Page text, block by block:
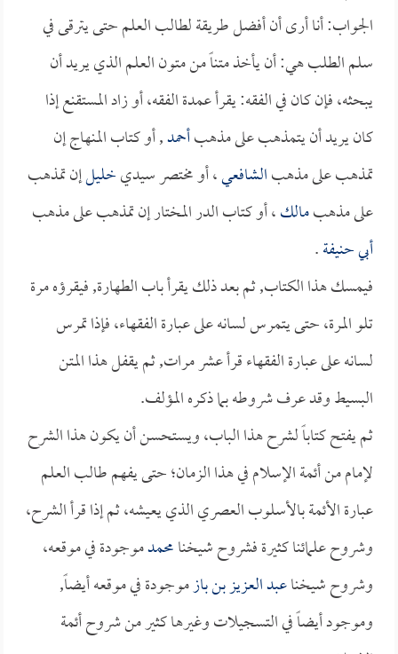
الجواب: أنا أرى أن أفضل طريقة لطالب العلم حتى يترقى في
سلم الطلب هي: أن يأخذ متناً من متون العلم الذي يريد أن
يبحثه، فإن كان في الفقه: يقرأ عمدة الفقه، أو زاد المستقنع إذا
كان يريد أن يتمذهب على مذهبأحمد, أو كتاب المنهاج إن
تمذهب على مذهبالشافعي، أو مختصر سيديخليلإن تمذهب
على مذهبمالك، أو كتاب الدر المختار إن تمذهب على مذهب
أبي حنيفة.
فيمسك هذا الكتاب, ثم بعد ذلك يقرأ باب الطهارة, فيقرؤه مرة
تلو المرة، حتى يتمرس لسانه على عبارة الفقهاء، فإذا تمرس
لسانه على عبارة الفقهاء قرأ عشر مرات, ثم يقفل هذا المتن
البسيط وقد عرف شروطه بما ذكره المؤلف.
ثم يفتح كتاباً لشرح هذا الباب، ويستحسن أن يكون هذا الشرح
لإمام من أئمة الإسلام في هذا الزمان؛ حتى يفهم طالب العلم
عبارة الأئمة بالأسلوب العصري الذي يعيشه، ثم إذا قرأ الشرح،
وشروح علمائنا كثيرة فشروح شيخنامحمدموجودة في موقعه،
وشروح شيخناعبد العزيز بن بازموجودة في موقعه أيضاً,
وموجود أيضاً في التسجيلات وغيرها كثير من شروح أئمة